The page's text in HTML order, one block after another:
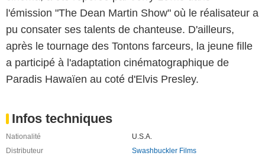
l'émission "The Dean Martin Show" où le réalisateur a
pu consater ses talents de chanteuse. D'ailleurs,
après le tournage des Tontons farceurs, la jeune fille
a participé à l'adaptation cinématographique de
Paradis Hawaïen au coté d'Elvis Presley.
Infos techniques
Nationalité
U.S.A.
Distributeur
Swashbuckler Films